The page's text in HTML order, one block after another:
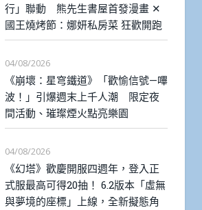
行」聯動 熊先生書屋首發漫畫 ✕
國王燒烤節：娜妍私房菜 狂歡開跑
04/08/2026
《崩壞：星穹鐵道》「歡愉信號—嗶
波！」引爆週末上千人潮 限定夜
間活動、璀璨煙火點亮樂園
04/08/2026
《幻塔》歡慶開服四週年，登入正
式服最高可得20抽！ 6.2版本「虛無
與夢境的座標」上線，全新擬態角